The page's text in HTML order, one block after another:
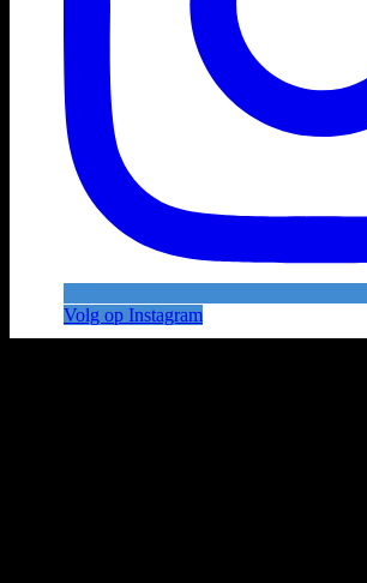
Volg op Instagram